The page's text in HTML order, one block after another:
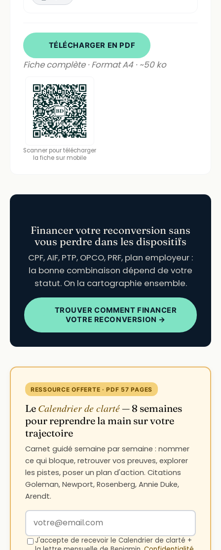
TÉLÉCHARGER EN PDF
Fiche complète · Format A4 · ~50 ko
Scanner pour télécharger
la fiche sur mobile
Financer votre reconversion sans
vous perdre dans les dispositifs
CPF, AIF, PTP, OPCO, PRF, plan employeur :
la bonne combinaison dépend de votre
statut. On la cartographie ensemble.
TROUVER COMMENT FINANCER
VOTRE RECONVERSION →
RESSOURCE OFFERTE · PDF 57 PAGES
Le Calendrier de clarté— 8 semaines
pour reprendre la main sur votre
trajectoire
Carnet guidé semaine par semaine : nommer
ce qui bloque, retrouver vos preuves, explorer
les pistes, poser un plan d'action. Citations
Goleman, Newport, Rosenberg, Annie Duke,
Arendt.
Votre adresse email
J'accepte de recevoir le Calendrier de clarté +